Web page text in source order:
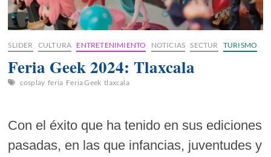
SLIDER CULTURA ENTRETENIMIENTO NOTICIAS SECTUR TURISMO
Feria Geek 2024: Tlaxcala
cosplay feria Feria Geek tlaxcala
Con el éxito que ha tenido en sus ediciones
pasadas, en las que infancias, juventudes y